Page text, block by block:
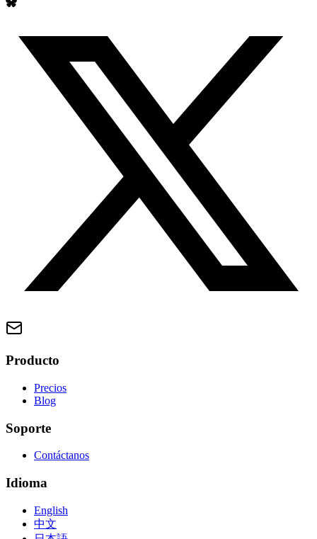
Producto
Precios
Blog
Soporte
Contáctanos
Idioma
English
中文